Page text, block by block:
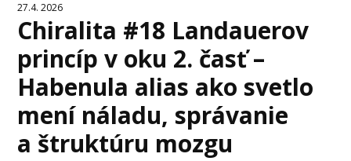
27.4. 2026
Chiralita #18 Landauerov
princíp v oku 2. časť –
Habenula alias ako svetlo
mení náladu, správanie
a štruktúru mozgu